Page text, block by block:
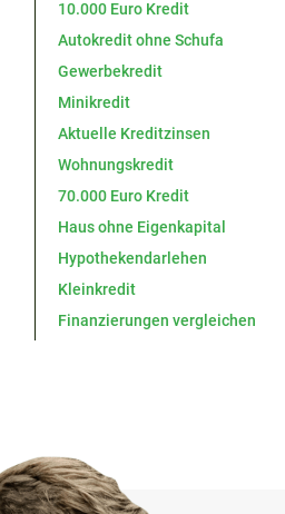
10.000 Euro Kredit
Autokredit ohne Schufa
Gewerbekredit
Minikredit
Aktuelle Kreditzinsen
Wohnungskredit
70.000 Euro Kredit
Haus ohne Eigenkapital
Hypothekendarlehen
Kleinkredit
Finanzierungen vergleichen